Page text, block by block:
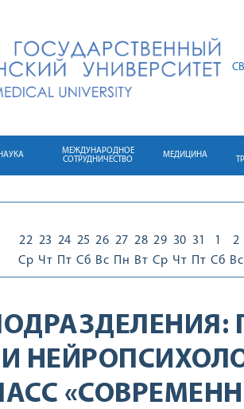
МЕЖДУНАРОДНОЕ
СОТРУДНИЧЕСТВО
МЕДИЦИНА
22
Ср
23
Чт
24
Пт
25
Сб
26
Вс
27
Пн
28
Вт
29
Ср
30
Чт
31
Пт
1
Сб
2
Вс